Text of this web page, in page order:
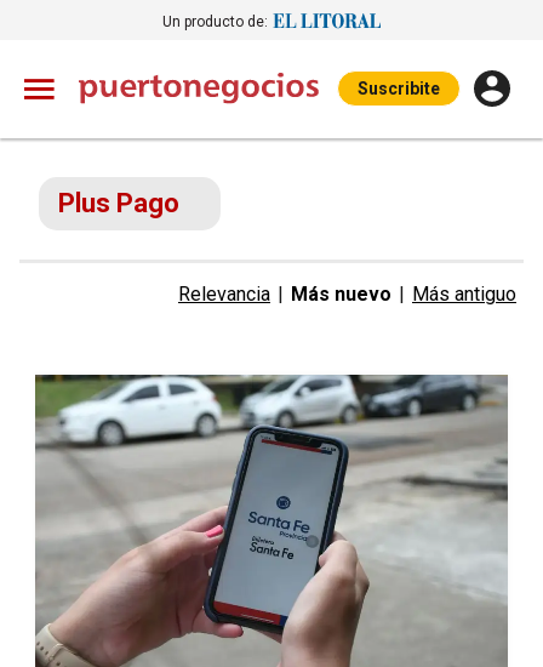
Un producto de:
Suscribite
Plus Pago
Relevancia | Más nuevo | Más antiguo